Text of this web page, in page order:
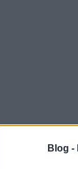
Blog -